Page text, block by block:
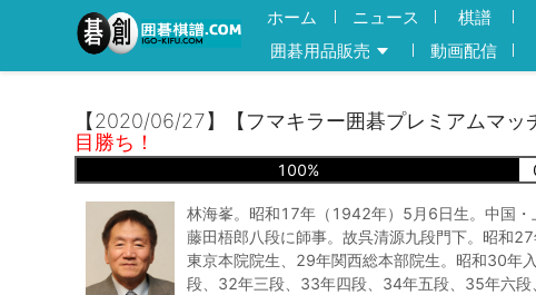
ホーム ニュース 棋譜
囲碁用品販売
動画配信
【2020/06/27】【フマキラー囲碁プレミアムマ
目勝ち！
100%
林海峯。昭和17年（1942年）5月6日生。中国・
藤田梧郎八段に師事。故呉清源九段門下。昭和
東京本院院生、29年関西総本部院生。昭和30年
段、32年三段、33年四段、34年五段、35年六段